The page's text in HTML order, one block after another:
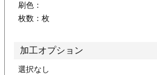
リーブ
刷色：
枚数： 枚
加工オプション
選択なし